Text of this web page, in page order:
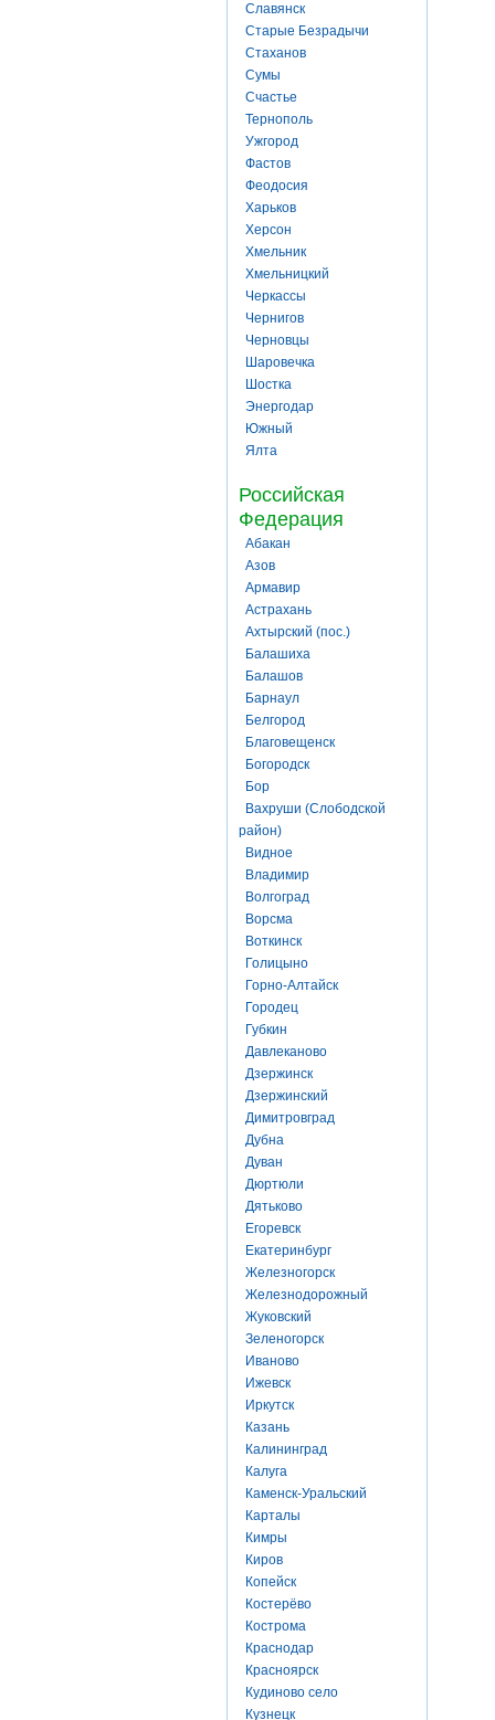
Славянск
Старые Безрадычи
Стаханов
Сумы
Счастье
Тернополь
Ужгород
Фастов
Феодосия
Харьков
Херсон
Хмельник
Хмельницкий
Черкассы
Чернигов
Черновцы
Шаровечка
Шостка
Энергодар
Южный
Ялта
Российская
Федерация
Абакан
Азов
Армавир
Астрахань
Ахтырский (пос.)
Балашиха
Балашов
Барнаул
Белгород
Благовещенск
Богородск
Бор
Вахруши (Слободской
район)
Видное
Владимир
Волгоград
Ворсма
Воткинск
Голицыно
Горно-Алтайск
Городец
Губкин
Давлеканово
Дзержинск
Дзержинский
Димитровград
Дубна
Дуван
Дюртюли
Дятьково
Егоревск
Екатеринбург
Железногорск
Железнодорожный
Жуковский
Зеленогорск
Иваново
Ижевск
Иркутск
Казань
Калининград
Калуга
Каменск-Уральский
Карталы
Кимры
Киров
Копейск
Костерёво
Кострома
Краснодар
Красноярск
Кудиново село
Кузнецк